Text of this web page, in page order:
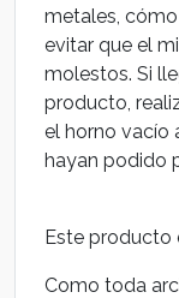
metales,
evitar que el
molestos. Si
producto,
el horno vacío
hayan podido
Este producto
Como toda